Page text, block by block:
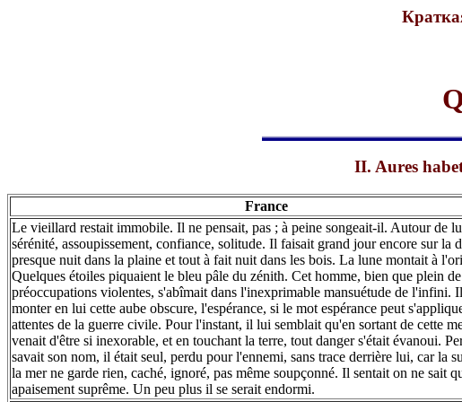
II. Aures
France
Le vieillard restait immobile. Il ne pensait, pas ; à peine songeait-il. Autour de
sérénité, assoupissement, confiance, solitude. Il faisait grand jour encore sur la
presque nuit dans la plaine et tout à fait nuit dans les bois. La lune montait à
Quelques étoiles piquaient le bleu pâle du zénith. Cet homme, bien que plein de
préoccupations violentes, s'abîmait dans l'inexprimable mansuétude de l'infini.
monter en lui cette aube obscure, l'espérance, si le mot espérance peut
attentes de la guerre civile. Pour l'instant, il lui semblait qu'en sortant de cette
venait d'être si inexorable, et en touchant la terre, tout danger s'était évanoui.
savait son nom, il était seul, perdu pour l'ennemi, sans trace derrière lui, car la
la mer ne garde rien, caché, ignoré, pas même soupçonné. Il sentait on ne sait
apaisement suprême. Un peu plus il se serait endormi.